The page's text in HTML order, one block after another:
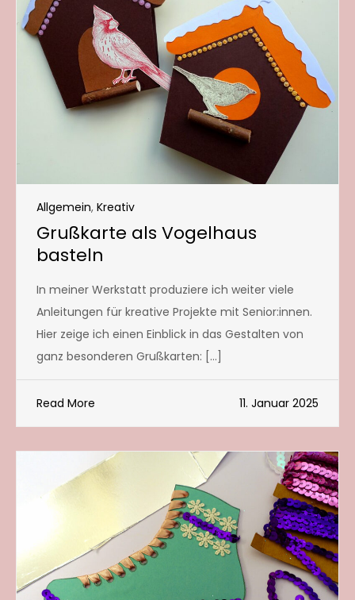
Allgemein, Kreativ
Grußkarte als Vogelhaus
basteln
In meiner Werkstatt produziere ich weiter viele
Anleitungen für kreative Projekte mit Senior:innen.
Hier zeige ich einen Einblick in das Gestalten von
ganz besonderen Grußkarten: […]
Read More 11. Januar 2025